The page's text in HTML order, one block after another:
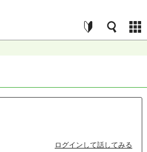
ログインして話してみる